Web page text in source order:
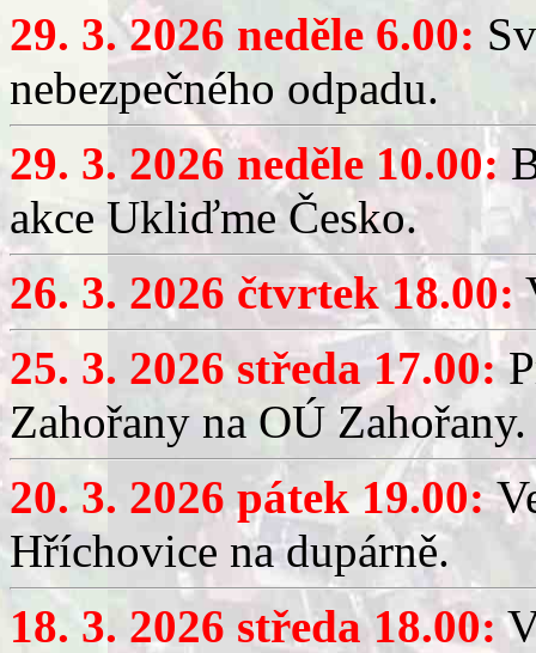
29. 3. 2026 neděle 6.00:
nebezpečného odpadu.
29. 3. 2026 neděle 10.00:
akce Ukliďme Česko.
26. 3. 2026 čtvrtek 18.00:
25. 3. 2026 středa 17.00:
Zahořany na OÚ Zahořany.
20. 3. 2026 pátek 19.00:
Hříchovice na dupárně.
18. 3. 2026 středa 18.00: